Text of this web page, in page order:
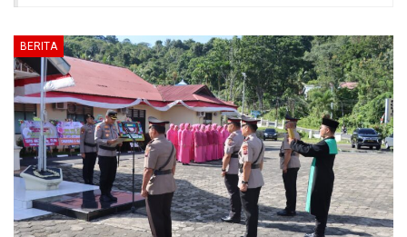
BERITA